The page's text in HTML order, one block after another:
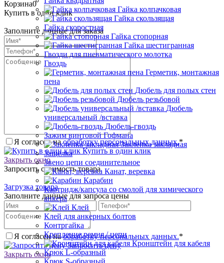
Гайка колпачковая
Гайка скользящая
Гайка скоростная
Гайка стопорная
Гайка шестигранная
Гвозди для пневматического молотка
Гвоздь
Герметик, монтажная
пена
Дюбель для полых стен
Дюбель резьбовой
Дюбель
универсальный /вставка
Дюбель-гвоздь
Зажим винтовой Гофмана
Заклепка закладная
Защелка
Звено цепи соединительное
Канат, веревка
Карабин
Картридж/капсула со смолой для химического
анкера
Клей
Клей для анкерных болтов
Контргайка
Крепление ремня / цепи
Кронштейн для кабеля
Крюк L-образный
Крюк S-образный
Корзина0
Купить в один клик
Заполните данные для заказа
Я согласен наобработку персональных данных.*
Купить в один клик
Закрыть окно
Запросить стоимость товара
Загрузка товара
Заполните данные для запроса цены
Я согласен наобработку персональных данных.*
Запросить цену
Закрыть окно